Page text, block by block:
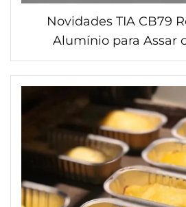
Novidades TIA CB79
Alumínio para Assar
Condutividade Térmica
de Alimentos